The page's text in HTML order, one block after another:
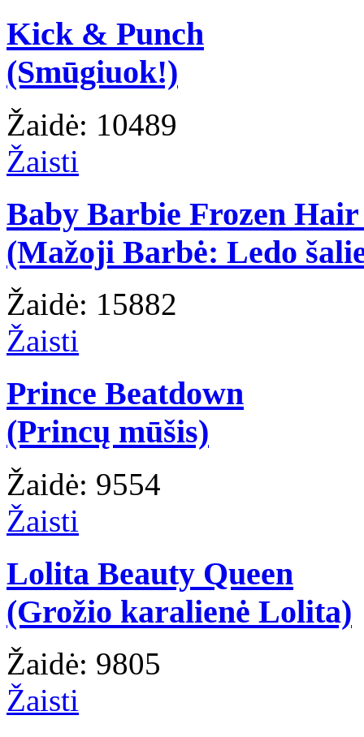
Kick & Punch
(Smūgiuok!)
Žaidė: 10489
Žaisti
Baby Barbie Frozen Hair
(Mažoji Barbė: Ledo
Žaidė: 15882
Žaisti
Prince Beatdown
(Princų mūšis)
Žaidė: 9554
Žaisti
Lolita Beauty Queen
(Grožio karalienė Lolita)
Žaidė: 9805
Žaisti